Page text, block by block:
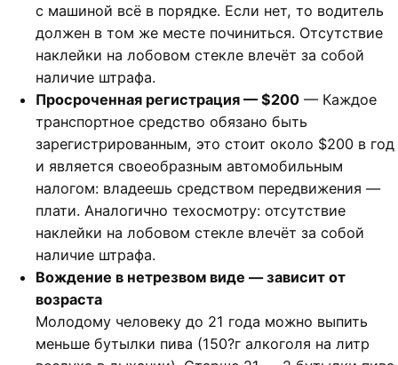
с машиной всё в порядке. Если нет, то водитель
должен в том же месте починиться. Отсутствие
наклейки на лобовом стекле влечёт за собой
наличие штрафа.
Просроченная регистрация — $200 — Каждое
транспортное средство обязано быть
зарегистрированным, это стоит около $200 в год
и является своеобразным автомобильным
налогом: владеешь средством передвижения —
плати. Аналогично техосмотру: отсутствие
наклейки на лобовом стекле влечёт за собой
наличие штрафа.
Вождение в нетрезвом виде — зависит от
возраста
Молодому человеку до 21 года можно выпить
меньше бутылки пива (150?г алкоголя на литр